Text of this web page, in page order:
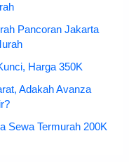
Pancoran Jakarta
Harga 350K
Adakah Avanza
Sewa Termurah 200K